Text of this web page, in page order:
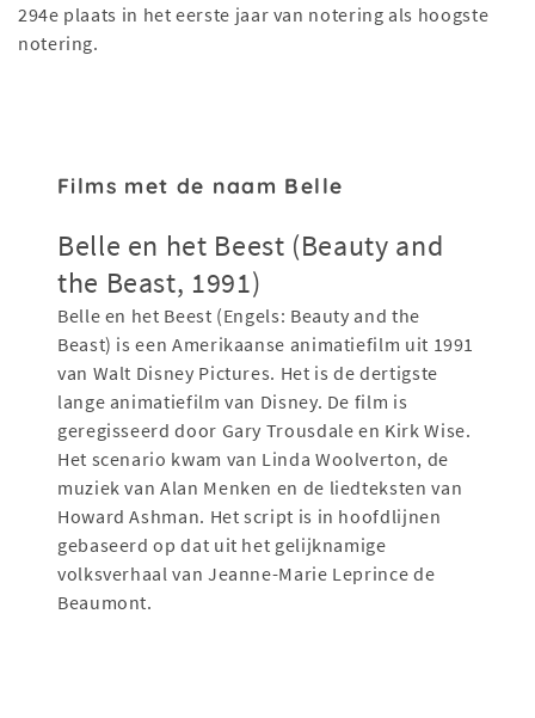
294e plaats in het eerste jaar van notering als hoogste
notering.
Films met de naam Belle
Belle en het Beest (Beauty and
the Beast, 1991)
Belle en het Beest (Engels: Beauty and the
Beast) is een Amerikaanse animatiefilm uit 1991
van Walt Disney Pictures. Het is de dertigste
lange animatiefilm van Disney. De film is
geregisseerd door Gary Trousdale en Kirk Wise.
Het scenario kwam van Linda Woolverton, de
muziek van Alan Menken en de liedteksten van
Howard Ashman. Het script is in hoofdlijnen
gebaseerd op dat uit het gelijknamige
volksverhaal van Jeanne-Marie Leprince de
Beaumont.